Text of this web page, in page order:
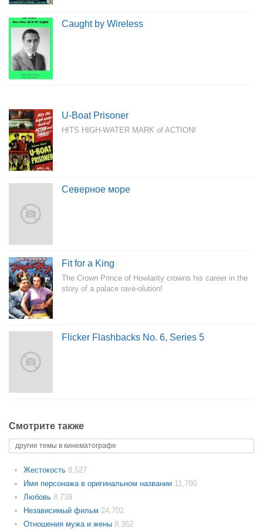
Caught by Wireless
U-Boat Prisoner
HITS HIGH-WATER MARK of ACTION!
Северное море
Fit for a King
The Crown Prince of Howlarity crowns his career in the
story of a palace rave-olution!
Flicker Flashbacks No. 6, Series 5
Смотрите также
другие темы в кинематографе
Жестокость 8,527
Имя персонажа в оригинальном названии 11,700
Любовь 8,739
Независимый фильм 24,702
Отношения мужа и жены 8,362